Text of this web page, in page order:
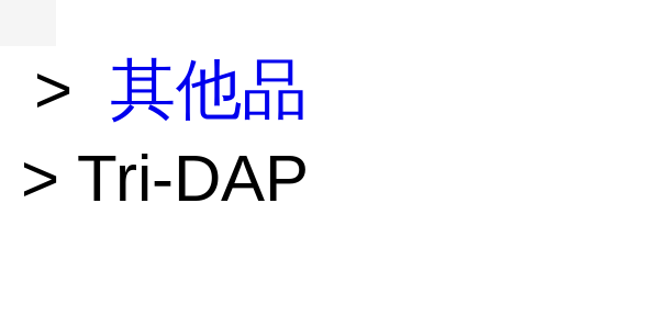
> 其他品
> Tri-DAP